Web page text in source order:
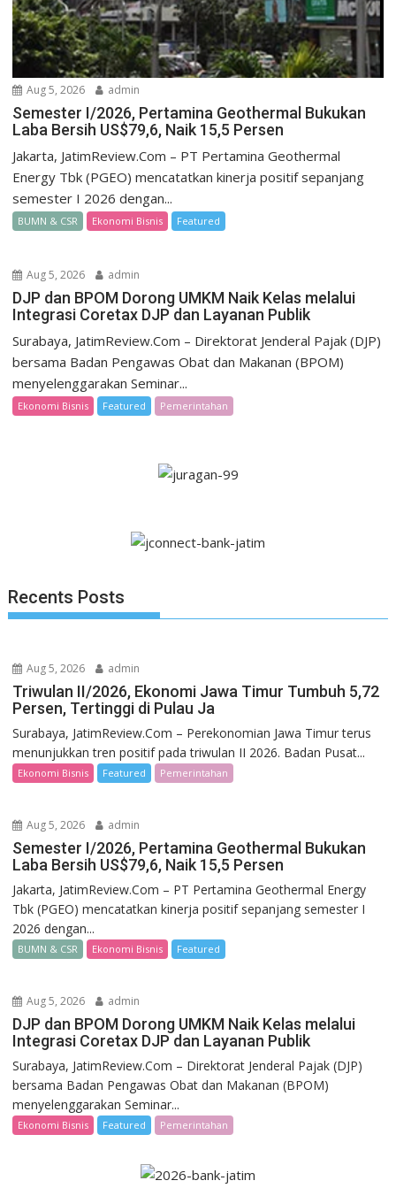
Aug 5, 2026 admin
Semester I/2026, Pertamina Geothermal Bukukan
Laba Bersih US$79,6, Naik 15,5 Persen
Jakarta, JatimReview.Com – PT Pertamina Geothermal
Energy Tbk (PGEO) mencatatkan kinerja positif sepanjang
semester I 2026 dengan...
BUMN & CSR Ekonomi Bisnis Featured
Aug 5, 2026 admin
DJP dan BPOM Dorong UMKM Naik Kelas melalui
Integrasi Coretax DJP dan Layanan Publik
Surabaya, JatimReview.Com – Direktorat Jenderal Pajak (DJP)
bersama Badan Pengawas Obat dan Makanan (BPOM)
menyelenggarakan Seminar...
Ekonomi Bisnis Featured Pemerintahan
Recents Posts
Aug 5, 2026 admin
Triwulan II/2026, Ekonomi Jawa Timur Tumbuh 5,72
Persen, Tertinggi di Pulau Ja
Surabaya, JatimReview.Com – Perekonomian Jawa Timur terus
menunjukkan tren positif pada triwulan II 2026. Badan Pusat...
Ekonomi Bisnis Featured Pemerintahan
Aug 5, 2026 admin
Semester I/2026, Pertamina Geothermal Bukukan
Laba Bersih US$79,6, Naik 15,5 Persen
Jakarta, JatimReview.Com – PT Pertamina Geothermal Energy
Tbk (PGEO) mencatatkan kinerja positif sepanjang semester I
2026 dengan...
BUMN & CSR Ekonomi Bisnis Featured
Aug 5, 2026 admin
DJP dan BPOM Dorong UMKM Naik Kelas melalui
Integrasi Coretax DJP dan Layanan Publik
Surabaya, JatimReview.Com – Direktorat Jenderal Pajak (DJP)
bersama Badan Pengawas Obat dan Makanan (BPOM)
menyelenggarakan Seminar...
Ekonomi Bisnis Featured Pemerintahan